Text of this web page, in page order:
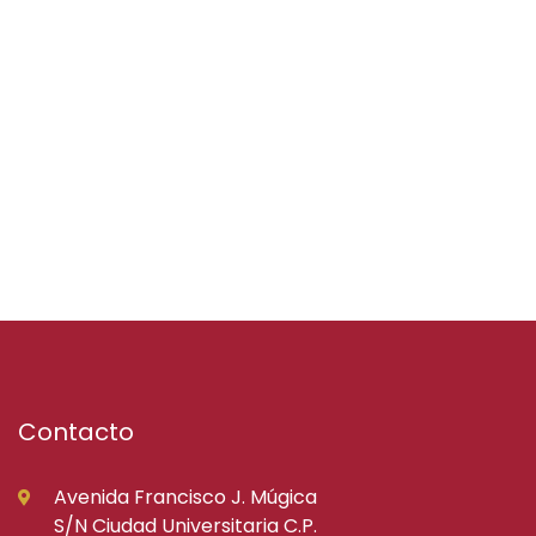
Contacto
Avenida Francisco J. Múgica
S/N Ciudad Universitaria C.P.